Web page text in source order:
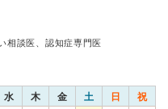
相談医、認知症専門医
水 木 金 土 日 祝